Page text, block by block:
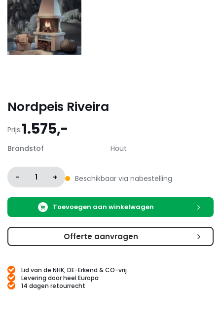
Nordpeis Riveira
Prijs:1.575,-
Brandstof Hout
- 1 + Beschikbaar via nabestelling
Toevoegen aan winkelwagen
Offerte aanvragen
Lid van de NHK, DE-Erkend & CO-vrij
Levering door heel Europa
14 dagen retourrecht